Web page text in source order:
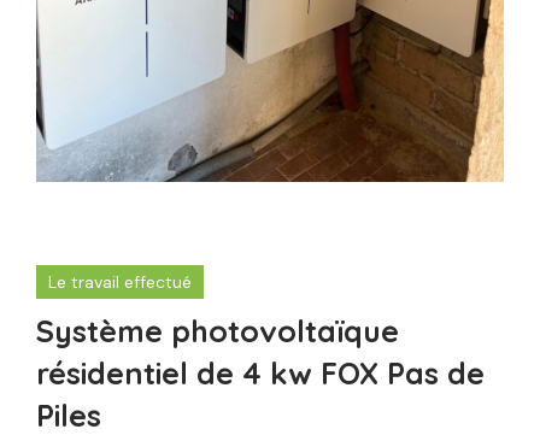
Le travail effectué
Système photovoltaïque
résidentiel de 4 kw FOX Pas de
Piles